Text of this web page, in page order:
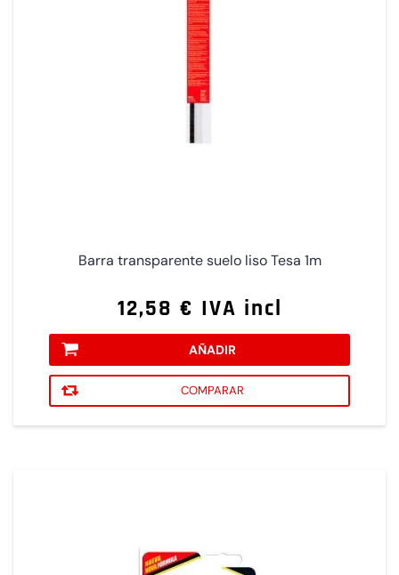
Barra transparente suelo liso Tesa 1m
12,58 € IVA incl
AÑADIR
COMPARAR